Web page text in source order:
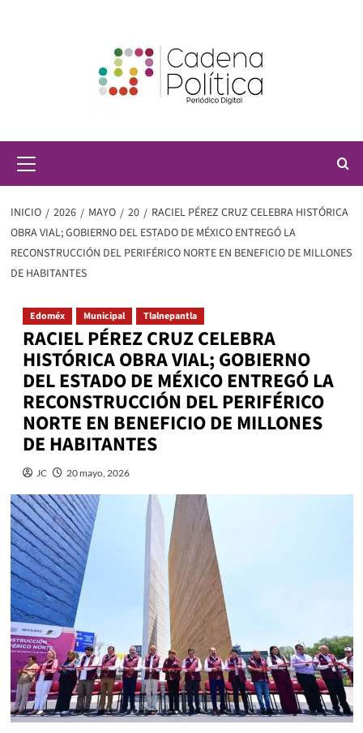
principal
INICIO 2026 MAYO 20
RACIEL PÉREZ CRUZ CELEBRA HISTÓRICA
OBRA VIAL; GOBIERNO DEL ESTADO DE MÉXICO ENTREGÓ LA
RECONSTRUCCIÓN DEL PERIFÉRICO NORTE EN BENEFICIO DE MILLONES
DE HABITANTES
Edoméx Municipal Tlalnepantla
RACIEL PÉREZ CRUZ CELEBRA
HISTÓRICA OBRA VIAL; GOBIERNO
DEL ESTADO DE MÉXICO ENTREGÓ LA
RECONSTRUCCIÓN DEL PERIFÉRICO
NORTE EN BENEFICIO DE MILLONES
DE HABITANTES
JC 20 mayo, 2026